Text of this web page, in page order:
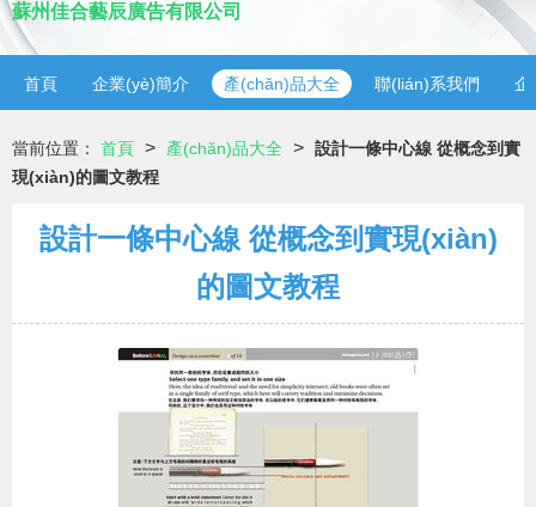
蘇州佳合藝辰廣告有限公司
首頁 企業(yè)簡介 產(chǎn)品大全 聯(lián)系我們 企
當前位置： 首頁 > 產(chǎn)品大全 > 設計一條中心線 從概念到實
現(xiàn)的圖文教程
設計一條中心線 從概念到實現(xiàn)
的圖文教程